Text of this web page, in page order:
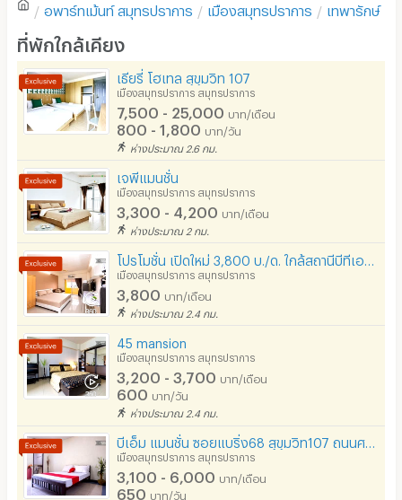
โซฟา
โต๊ะ - เก้าอี้ทำงาน
เตาปรุงอาหาร
อนุญาตให้เลี้ยงสัตว์
อนุญาตให้สูบบุหรี่ในห้องพัก
โทรศัพท์สายตรง
ที่จอดรถ
ที่จอดรถมอเตอร์ไซด์/จักรยาน
ลิฟต์
โรงยิม / ฟิตเนส
อินเทอร์เน็ตไร้สาย (WIFI) ในห้อง
มีระบบรักษาความปลอดภัย (keycard)
มีระบบรักษาความปลอดภัย (สแกนลายนิ้วมือ)
เขียนรีวิวแรกของอพาร์ทเม้นท์นี้
อพาร์ทเม้นท์ สมุทรปราการ เมืองสมุทรปราการ เทพารักษ์
ที่พักใกล้เคียง
เธียรี่ โฮเทล สุขุมวิท 107
เมืองสมุทรปราการ สมุทรปราการ
7,500 - 25,000 บาท/เดือน
800 - 1,800 บาท/วัน
ห่างประมาณ 2.6 กม.
เจพีแมนชั่น
เมืองสมุทรปราการ สมุทรปราการ
3,300 - 4,200 บาท/เดือน
ห่างประมาณ 2 กม.
เมืองสมุทรปราการ สมุทรปราการ
3,800 บาท/เดือน
ห่างประมาณ 2.4 กม.
45 mansion
เมืองสมุทรปราการ สมุทรปราการ
3,200 - 3,700 บาท/เดือน
600 บาท/วัน
ห่างประมาณ 2.4 กม.
เมืองสมุทรปราการ สมุทรปราการ
3,100 - 6,000 บาท/เดือน
650 บาท/วัน